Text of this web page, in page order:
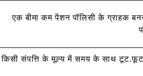
एक बीमा कम पेंशन पॉलिसी के ग्राहक
किसी संपत्ति के मूल्य में समय के साथ